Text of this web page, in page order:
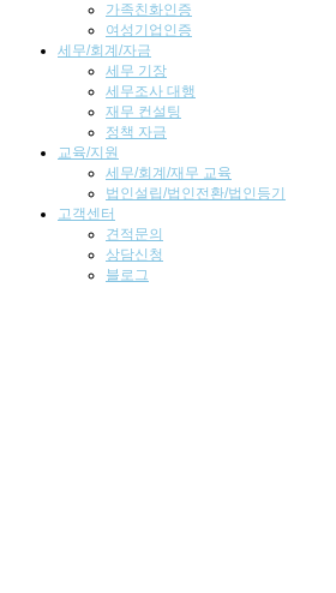
가족친화인증
여성기업인증
세무/회계/자금
세무 기장
세무조사 대행
재무 컨설팅
정책 자금
교육/지원
세무/회계/재무 교육
법인설립/법인전환/법인등기
고객센터
견적문의
상담신청
블로그